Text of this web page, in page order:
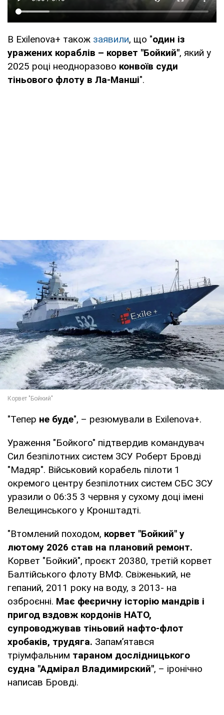
В Exilenova+ також заявили, що "один із
уражених кораблів – корвет "Бойкий", який у
2025 році неодноразово конвоїв суди
тіньового флоту в Ла-Манші".
"Тепер не буде", – резюмували в Exilenova+.
Ураження "Бойкого" підтвердив командувач
Сил безпілотних систем ЗСУ Роберт Бровді
"Мадяр". Військовий корабель пілоти 1
окремого центру безпілотних систем СБС ЗСУ
уразили о 06:35 3 червня у сухому доці імені
Велещинського у Кронштадті.
"Втомлений походом, корвет "Бойкий" у
лютому 2026 став на плановий ремонт.
Корвет "Бойкий", проєкт 20380, третій корвет
Балтійського флоту ВМФ. Свіженький, не
гепаний, 2011 року на воду, з 2013- на
озброєнні. Має феєричну історію мандрів і
пригод вздовж кордонів НАТО,
супроводжував тіньовий нафто-флот
хробаків, трудяга. Запамʼятався
тріумфальним тараном дослідницького
судна "Адмірал Владимирский", – іронічно
написав Бровді.